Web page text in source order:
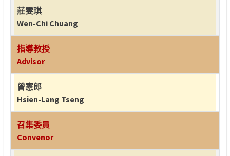
莊雯琪
Wen-Chi Chuang
指導教授
Advisor
曾憲郎
Hsien-Lang Tseng
召集委員
Convenor